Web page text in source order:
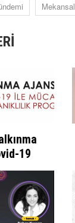
Mekansal
19
İlan